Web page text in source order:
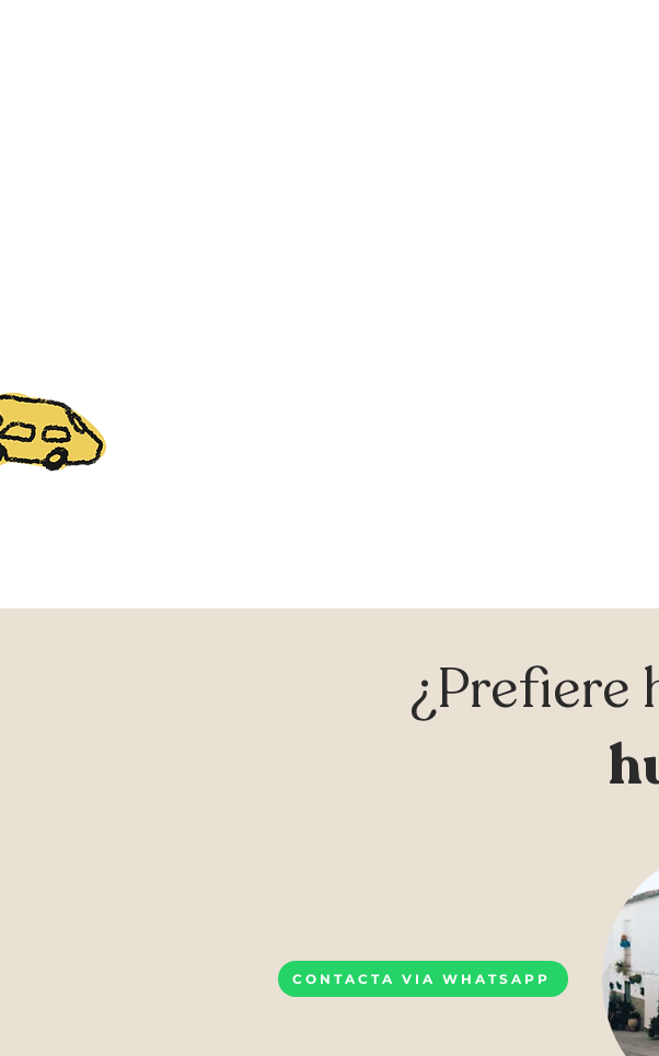
¿Prefiere
CONTACTA VIA WHATSAPP